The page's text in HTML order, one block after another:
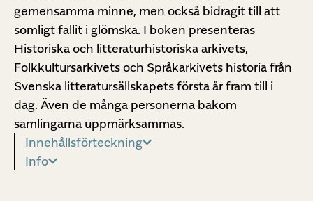
gemensamma minne, men också bidragit till att
somligt fallit i glömska. I boken presenteras
Historiska och litteraturhistoriska arkivets,
Folkkultursarkivets och Språkarkivets historia från
Svenska litteratursällskapets första år fram till i
dag. Även de många personerna bakom
samlingarna uppmärksammas.
Innehållsförteckning
Info